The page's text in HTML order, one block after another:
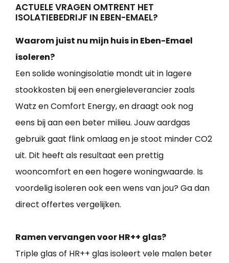
ACTUELE VRAGEN OMTRENT HET
ISOLATIEBEDRIJF IN EBEN-EMAEL?
Waarom juist nu mijn huis in Eben-Emael
isoleren?
Een solide woningisolatie mondt uit in lagere
stookkosten bij een energieleverancier zoals
Watz en Comfort Energy, en draagt ook nog
eens bij aan een beter milieu. Jouw aardgas
gebruik gaat flink omlaag en je stoot minder CO2
uit. Dit heeft als resultaat een prettig
wooncomfort en een hogere woningwaarde. Is
voordelig isoleren ook een wens van jou? Ga dan
direct offertes vergelijken.
Ramen vervangen voor HR++ glas?
Triple glas of HR++ glas isoleert vele malen beter